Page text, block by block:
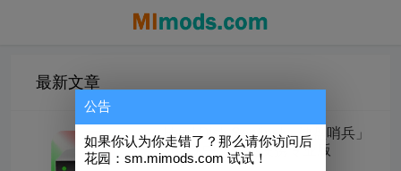
最新文章
Hard Disk Sentinel「硬盘哨兵」
v6.40 中文绿色便携专业版
公告
如果你认为你走错了？那么请你访问后
花园：sm.mimods.com 试试！